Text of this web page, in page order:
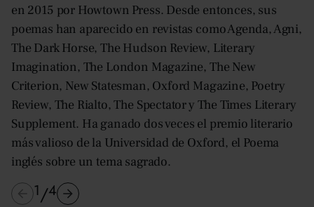
en 2015 por Howtown Press. Desde entonces, sus
poemas han aparecido en revistas como Agenda, Agni,
The Dark Horse, The Hudson Review, Literary
Imagination, The London Magazine, The New
Criterion, New Statesman, Oxford Magazine, Poetry
Review, The Rialto, The Spectator y The Times Literary
Supplement. Ha ganado dos veces el premio literario
más valioso de la Universidad de Oxford, el Poema
inglés sobre un tema sagrado.
1/4